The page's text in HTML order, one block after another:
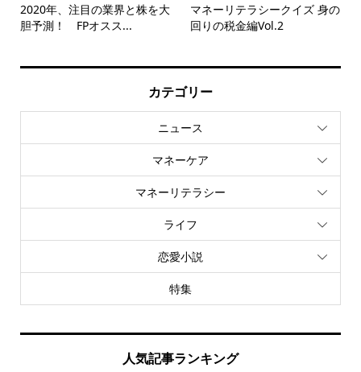
2020年、注目の業界と株を大
胆予測！ FPオスス...
マネーリテラシークイズ 身の
回りの税金編Vol.2
カテゴリー
ニュース
マネーケア
マネーリテラシー
ライフ
恋愛小説
特集
人気記事ランキング